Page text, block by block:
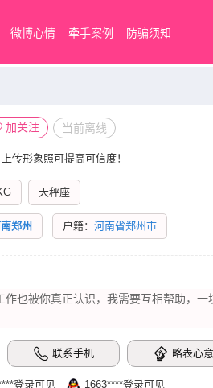
微博心情 牵手案例 防骗须知
加关注 当前离线
上传形象照可提高可信度！
天秤座
郑州 户籍： 河南省郑州市
也被你真正认识，我需要互相帮助，一
联系手机 略表心意
登录可见 1663‌****‌登录可见